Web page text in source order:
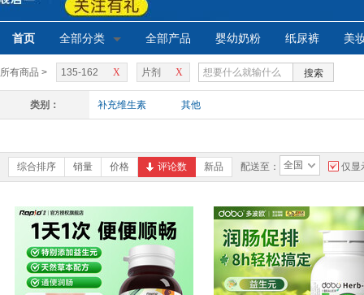
首页 全部分类 全部产品 婴幼奶粉 纸尿裤 美
所有商品 > X
135-162 X
片剂 搜索
类别： 补充维生素 其他
综合排序 销量 价格 评论数 新品 配送至： 全国 仅显